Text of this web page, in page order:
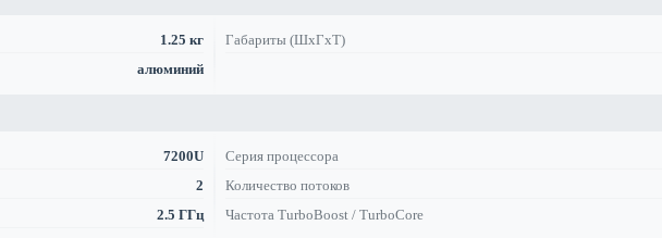
1.25 кг Габариты (ШхГхТ)
алюминий
7200U Серия процессора
2 Количество потоков
2.5 ГГц Частота TurboBoost / TurboCore